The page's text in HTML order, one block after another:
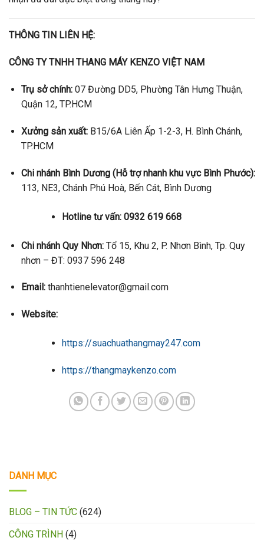
THÔNG TIN LIÊN HỆ:
CÔNG TY TNHH THANG MÁY KENZO VIỆT NAM
Trụ sở chính:07 Đường DD5, Phường Tân Hưng Thuận,
Quận 12, TP.HCM
Xưởng sản xuất:B15/6A Liên Ấp 1-2-3, H. Bình Chánh,
TP.HCM
Chi nhánh Bình Dương (Hỗ trợ nhanh khu vực Bình Phước):
113, NE3, Chánh Phú Hoà, Bến Cát, Bình Dương
Hotline tư vấn: 0932 619 668
Chi nhánh Quy Nhơn:Tổ 15, Khu 2, P. Nhơn Bình, Tp. Quy
nhơn – ĐT: 0937 596 248
Email:thanhtienelevator@gmail.com
Website:
https://suachuathangmay247.com
https://thangmaykenzo.com
DANH MỤC
BLOG – TIN TỨC (624)
CÔNG TRÌNH (4)